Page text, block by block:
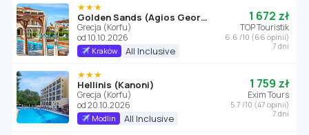
★★★
Golden Sands (Agios Georgios)
Grecja (Korfu)
od 10.10.2026
Kraków All Inclusive
1 672 zł
TOP Touristik
6.6 /10 (66 opinii)
7 dni
★★★
Hellinis (Kanoni)
Grecja (Korfu)
od 20.10.2026
Modlin All Inclusive
1 759 zł
Exim Tours
5.7 /10 (47 opinii)
7 dni